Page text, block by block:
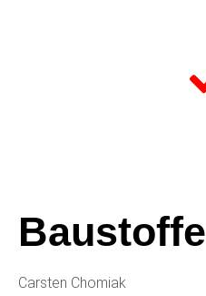
Baustoffe
Carsten Chomiak